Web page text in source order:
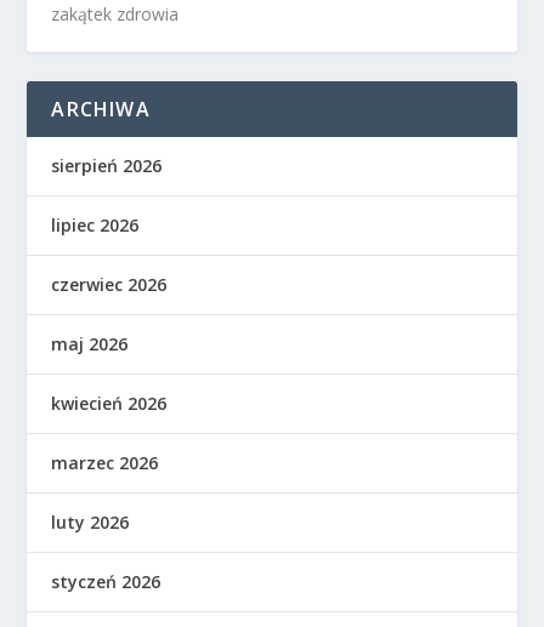
zakątek zdrowia
ARCHIWA
sierpień 2026
lipiec 2026
czerwiec 2026
maj 2026
kwiecień 2026
marzec 2026
luty 2026
styczeń 2026